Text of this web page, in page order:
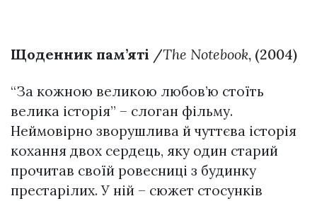
Щоденник пам’яті /The Notebook, (2004)
“За кожною великою любов’ю стоїть
велика історія” – слоган фільму.
Неймовірно зворушлива й чуттєва історія
кохання двох сердець, яку один старий
прочитав своїй ровесниці з будинку
престарілих. У ній – сюжет стосунків